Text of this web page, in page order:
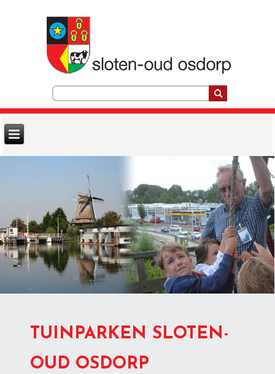
TUINPARKEN SLOTEN-
OUD OSDORP